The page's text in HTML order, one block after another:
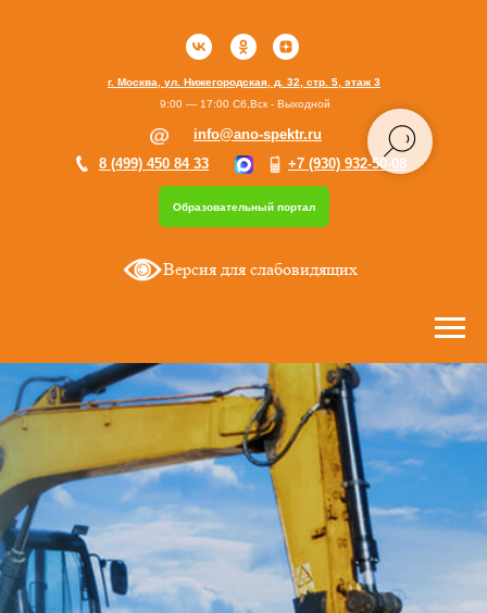
Образовательный портал
г. Москва, ул. Нижегородская, д. 32, стр. 5, этаж 3
+7 (930) 932-50-08
8 (499) 450 84 33
info@ano-spektr.ru
9:00 — 17:00 Сб,Вск - Выходной
Версия для слабовидящих